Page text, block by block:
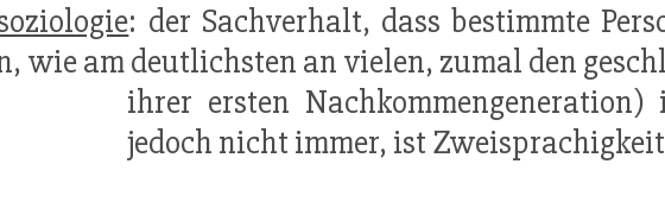
: der Sachverhalt, dass bestimmte
wie am deutlichsten an vielen, zumal den
ihrer ersten
jedoch nicht immer, ist